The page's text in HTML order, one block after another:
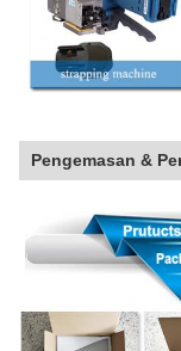
Pengemasan &